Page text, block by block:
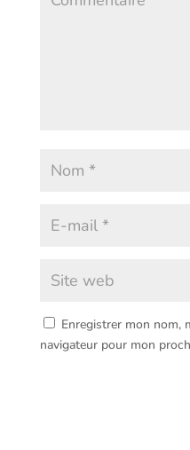
Enregistrer mon nom,
navigateur pour mon